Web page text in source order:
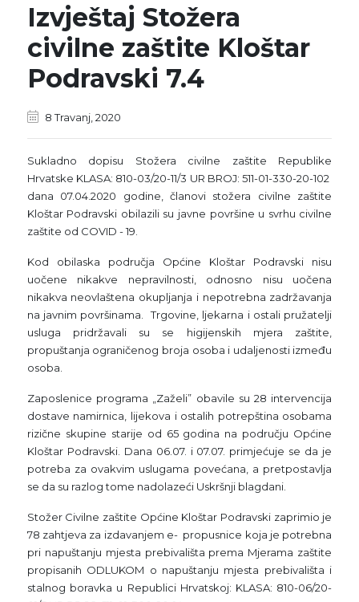
Izvještaj Stožera
civilne zaštite Kloštar
Podravski 7.4
8 Travanj, 2020
Sukladno dopisu Stožera civilne zaštite Republike
Hrvatske KLASA: 810-03/20-11/3 UR BROJ: 511-01-330-20-102
dana 07.04.2020 godine, članovi stožera civilne zaštite
Kloštar Podravski obilazili su javne površine u svrhu civilne
zaštite od COVID - 19.
Kod obilaska područja Općine Kloštar Podravski nisu
uočene nikakve nepravilnosti, odnosno nisu uočena
nikakva neovlaštena okupljanja i nepotrebna zadržavanja
na javnim površinama. Trgovine, ljekarna i ostali pružatelji
usluga pridržavali su se higijenskih mjera zaštite,
propuštanja ograničenog broja osoba i udaljenosti između
osoba.
Zaposlenice programa „Zaželi” obavile su 28 intervencija
dostave namirnica, lijekova i ostalih potrepština osobama
rizične skupine starije od 65 godina na području Općine
Kloštar Podravski. Dana 06.07. i 07.07. primjećuje se da je
potreba za ovakvim uslugama povećana, a pretpostavlja
se da su razlog tome nadolazeći Uskršnji blagdani.
Stožer Civilne zaštite Općine Kloštar Podravski zaprimio je
78 zahtjeva za izdavanjem e- propusnice koja je potrebna
pri napuštanju mjesta prebivališta prema Mjerama zaštite
propisanih ODLUKOM o napuštanju mjesta prebivališta i
stalnog boravka u Republici Hrvatskoj: KLASA: 810-06/20-